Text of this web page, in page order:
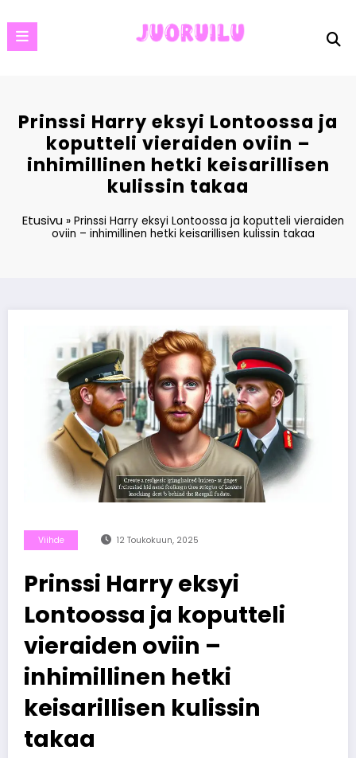
to
content
Prinssi Harry eksyi Lontoossa ja
koputteli vieraiden oviin –
inhimillinen hetki keisarillisen
kulissin takaa
Etusivu »Prinssi Harry eksyi Lontoossa ja koputteli vieraiden
oviin – inhimillinen hetki keisarillisen kulissin takaa
Viihde 12 Toukokuun, 2025
Prinssi Harry eksyi
Lontoossa ja koputteli
vieraiden oviin –
inhimillinen hetki
keisarillisen kulissin
takaa